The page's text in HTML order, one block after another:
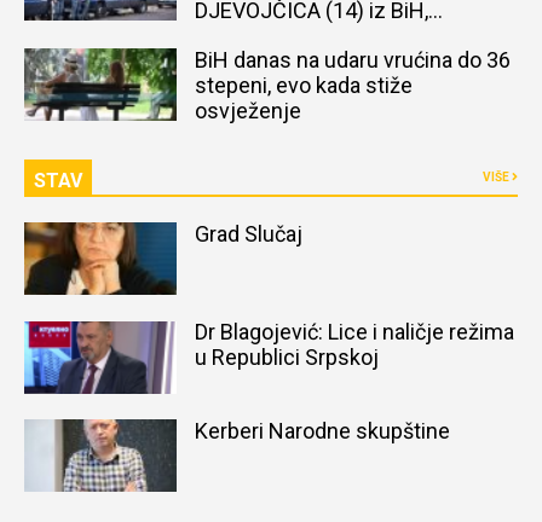
DJEVOJČICA (14) iz BiH,
BiH danas na udaru vrućina do 36
stepeni, evo kada stiže
osvježenje
STAV VIŠE
Grad Slučaj
Dr Blagojević: Lice i naličje režima
u Republici Srpskoj
Kerberi Narodne skupštine